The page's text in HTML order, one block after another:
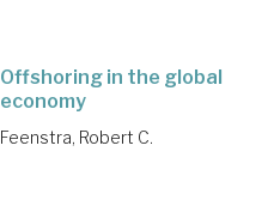
Offshoring in the global
economy
Feenstra, Robert C.